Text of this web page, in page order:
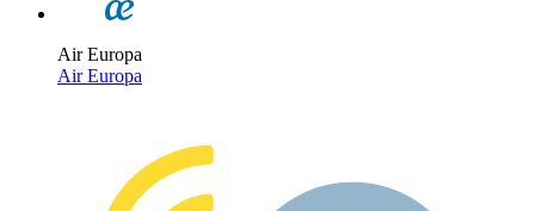
Air Europa
Air Europa